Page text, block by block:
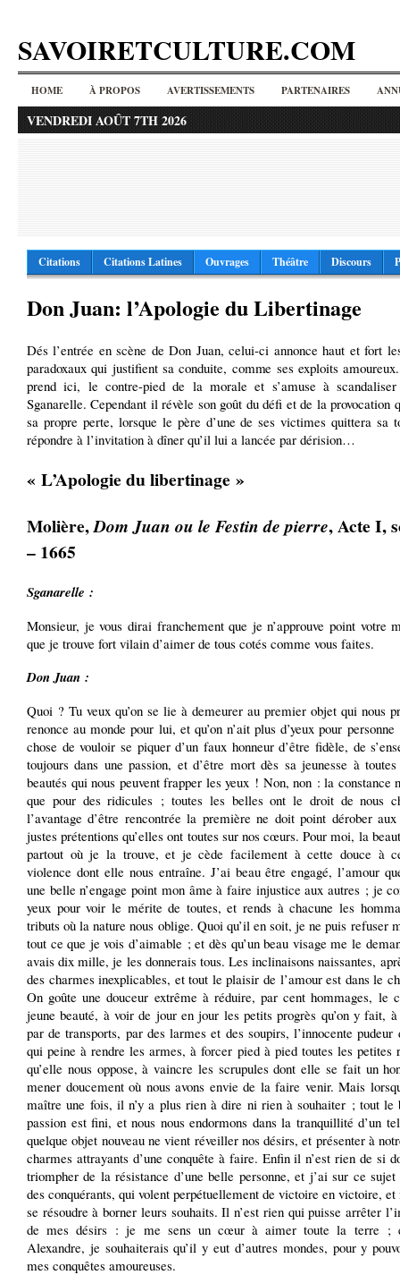
SAVOIRETCULTURE.COM
HOME À PROPOS AVERTISSEMENTS PARTENAIRES
VENDREDI AOÛT 7TH 2026
Citations Citations Latines Ouvrages Théâtre Discours
Don Juan: l’Apologie du Libertinage
Dés l’entrée en scène de Don Juan, celui-ci annonce haut et fort
paradoxaux qui justifient sa conduite, comme ses exploits
prend ici, le contre-pied de la morale et s’amuse à
Sganarelle. Cependant il révèle son goût du défi et de la provocation
sa propre perte, lorsque le père d’une de ses victimes quittera sa
répondre à l’invitation à dîner qu’il lui a lancée par dérision…
« L’Apologie du libertinage »
Molière,Dom Juan ou le Festin de pierre, Acte I,
– 1665
Sganarelle :
Monsieur, je vous dirai franchement que je n’approuve point votre
que je trouve fort vilain d’aimer de tous cotés comme vous faites.
Don Juan :
Quoi ? Tu veux qu’on se lie à demeurer au premier objet qui nous
renonce au monde pour lui, et qu’on n’ait plus d’yeux pour
chose de vouloir se piquer d’un faux honneur d’être fidèle, de
toujours dans une passion, et d’être mort dès sa jeunesse à
beautés qui nous peuvent frapper les yeux ! Non, non : la constance
que pour des ridicules ; toutes les belles ont le droit de nous
l’avantage d’être rencontrée la première ne doit point dérober
justes prétentions qu’elles ont toutes sur nos cœurs. Pour moi, la
partout où je la trouve, et je cède facilement à cette douce à
violence dont elle nous entraîne. J’ai beau être engagé, l’amour
une belle n’engage point mon âme à faire injustice aux autres ; je
yeux pour voir le mérite de toutes, et rends à chacune les
tributs où la nature nous oblige. Quoi qu’il en soit, je ne puis refuser
tout ce que je vois d’aimable ; et dès qu’un beau visage me le
avais dix mille, je les donnerais tous. Les inclinaisons naissantes,
des charmes inexplicables, et tout le plaisir de l’amour est dans le
On goûte une douceur extrême à réduire, par cent hommages, le
jeune beauté, à voir de jour en jour les petits progrès qu’on y fait,
par de transports, par des larmes et des soupirs, l’innocente pudeur
qui peine à rendre les armes, à forcer pied à pied toutes les petites
qu’elle nous oppose, à vaincre les scrupules dont elle se fait un
mener doucement où nous avons envie de la faire venir. Mais
maître une fois, il n’y a plus rien à dire ni rien à souhaiter ; tout le
passion est fini, et nous nous endormons dans la tranquillité d’un
quelque objet nouveau ne vient réveiller nos désirs, et présenter à
charmes attrayants d’une conquête à faire. Enfin il n’est rien de si
triompher de la résistance d’une belle personne, et j’ai sur ce
des conquérants, qui volent perpétuellement de victoire en victoire, et
se résoudre à borner leurs souhaits. Il n’est rien qui puisse arrêter
de mes désirs : je me sens un cœur à aimer toute la terre ;
Alexandre, je souhaiterais qu’il y eut d’autres mondes, pour y
mes conquêtes amoureuses.